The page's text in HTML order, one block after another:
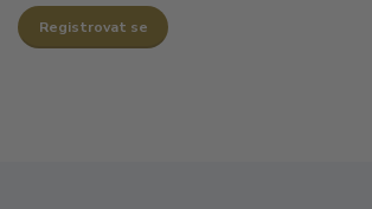
Registrovat se